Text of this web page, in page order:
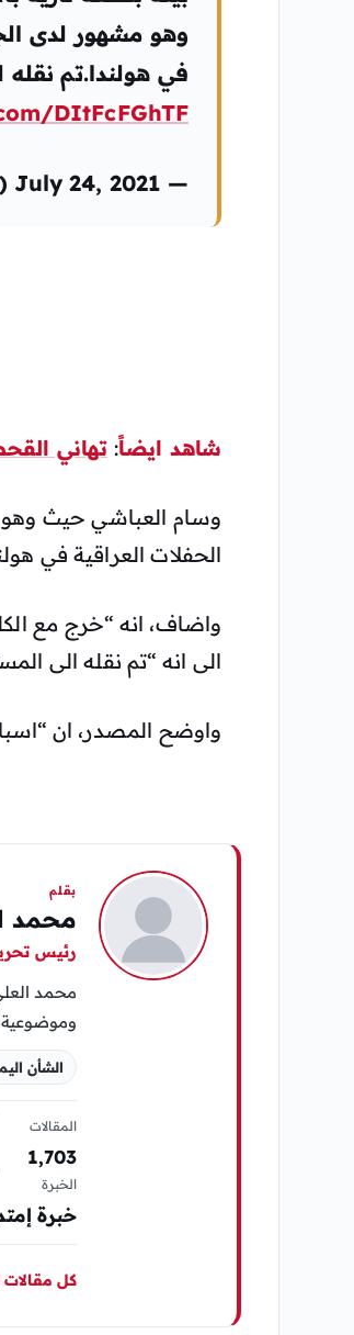
في هولندا.تم
DItFcFGhTF
— Dr. Ameer Alsa’aedi (@IraqiSpirit) July 24, 2021
شاهد ايضاً: تهاني
الحفلات العراقية في
واضاف، انه “خرج مع
الى انه “تم نقله الى
واوضح المصدر، ان
بقلم
محمد
رئيس
محمد
وموضوعية
الشأن
المقالات
1٬703
الخبرة
خبرة إمتدت لأكثر من 14 عام في
كل مقالات